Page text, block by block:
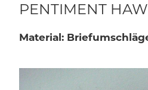
PENTIMENT HAW
Material: